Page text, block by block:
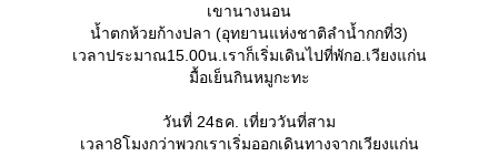
เขานางนอน
น้ำตกห้วยก้างปลา (อุทยานแห่งชาติลำน้ำกกที่3)
เวลาประมาณ15.00น.เราก็เริ่มเดินไปที่พักอ.เวียงแก่น
มื้อเย็นกินหมูกะทะ
วันที่ 24ธค. เที่ยววันที่สาม
เวลา8โมงกว่าพวกเราเริ่มออกเดินทางจากเวียงแก่น